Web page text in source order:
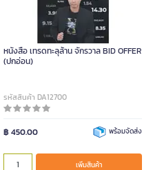
หนังสือ เทรดทะลุล้าน จักรวาล BID OFFER
(ปกอ่อน)
รหัสสินค้า DA12700
฿ 450.00 พร้อมจัดส่ง
เพิ่มสินค้า